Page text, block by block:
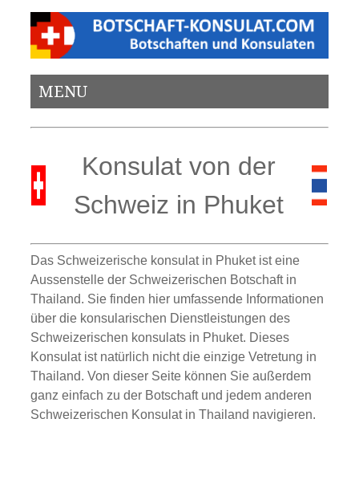
MENU
Konsulat von der
Schweiz in Phuket
Das Schweizerische konsulat in Phuket ist eine
Aussenstelle der Schweizerischen Botschaft in
Thailand. Sie finden hier umfassende Informationen
über die konsularischen Dienstleistungen des
Schweizerischen konsulats in Phuket. Dieses
Konsulat ist natürlich nicht die einzige Vetretung in
Thailand. Von dieser Seite können Sie außerdem
ganz einfach zu der Botschaft und jedem anderen
Schweizerischen Konsulat in Thailand navigieren.